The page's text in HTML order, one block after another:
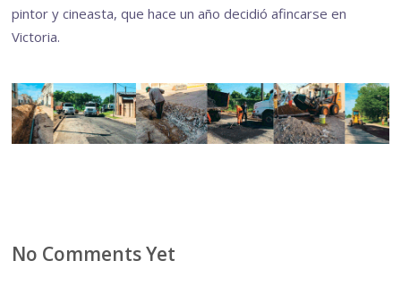
pintor y cineasta, que hace un año decidió afincarse en
Victoria.
No Comments Yet